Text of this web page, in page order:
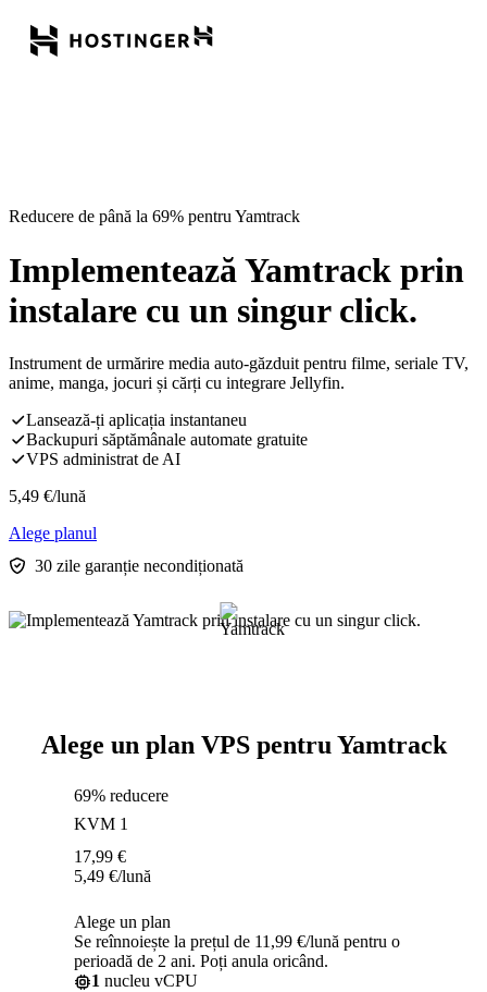
Reducere de până la 69% pentru Yamtrack
Implementează Yamtrack prin
instalare cu un singur click.
Instrument de urmărire media auto-găzduit pentru filme, seriale TV,
anime, manga, jocuri și cărți cu integrare Jellyfin.
Lansează-ți aplicația instantaneu
Backupuri săptămânale automate gratuite
VPS administrat de AI
5,49 €/lună
Alege planul
30 zile garanție necondiționată
Alege un plan VPS pentru Yamtrack
69% reducere
KVM 1
17,99 €
5,49 €/lună
Alege un plan
Se reînnoiește la prețul de 11,99 €/lună pentru o
perioadă de 2 ani. Poți anula oricând.
1 nucleu vCPU